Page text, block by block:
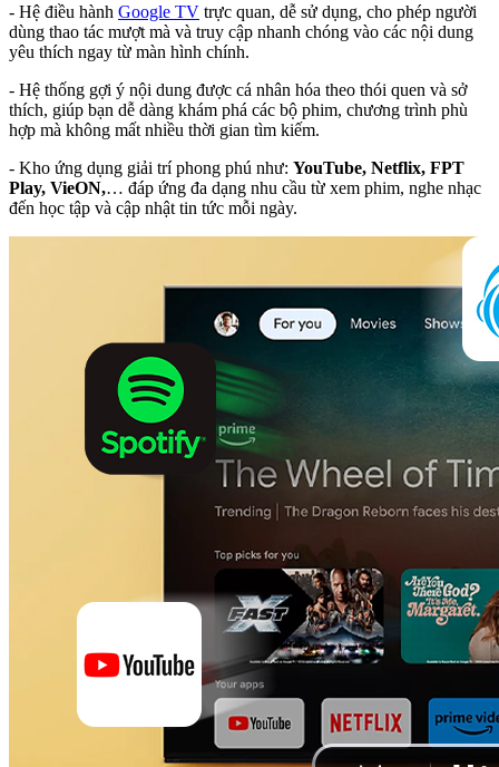
- Hệ điều hành Google TV trực quan, dễ sử dụng, cho phép người
dùng thao tác mượt mà và truy cập nhanh chóng vào các nội dung
yêu thích ngay từ màn hình chính.
- Hệ thống gợi ý nội dung được cá nhân hóa theo thói quen và sở
thích, giúp bạn dễ dàng khám phá các bộ phim, chương trình phù
hợp mà không mất nhiều thời gian tìm kiếm.
- Kho ứng dụng giải trí phong phú như: YouTube, Netflix, FPT
Play, VieON,… đáp ứng đa dạng nhu cầu từ xem phim, nghe nhạc
đến học tập và cập nhật tin tức mỗi ngày.